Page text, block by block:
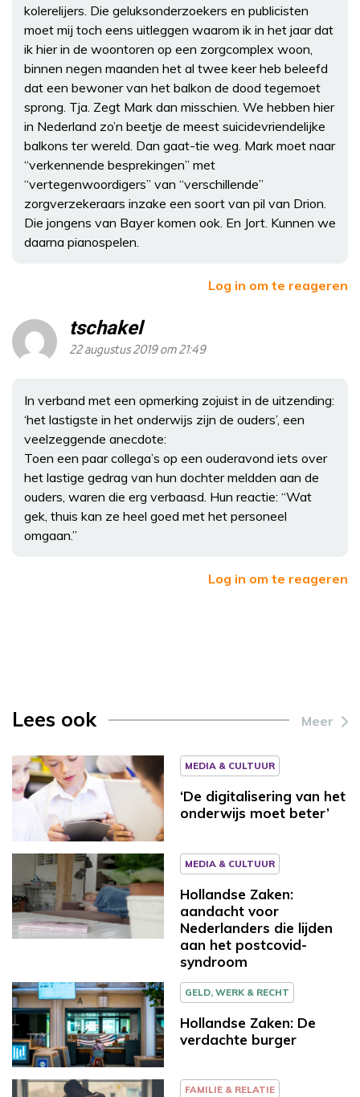
kolerelijers. Die geluksonderzoekers en publicisten
moet mij toch eens uitleggen waarom ik in het jaar dat
ik hier in de woontoren op een zorgcomplex woon,
binnen negen maanden het al twee keer heb beleefd
dat een bewoner van het balkon de dood tegemoet
sprong. Tja. Zegt Mark dan misschien. We hebben hier
in Nederland zo’n beetje de meest suicidevriendelijke
balkons ter wereld. Dan gaat-tie weg. Mark moet naar
“verkennende besprekingen” met
“vertegenwoordigers” van “verschillende”
zorgverzekeraars inzake een soort van pil van Drion.
Die jongens van Bayer komen ook. En Jort. Kunnen we
daarna pianospelen.
Log in om te reageren
tschakel
22 augustus 2019 om 21:49
In verband met een opmerking zojuist in de uitzending:
‘het lastigste in het onderwijs zijn de ouders’, een
veelzeggende anecdote:
Toen een paar collega’s op een ouderavond iets over
het lastige gedrag van hun dochter meldden aan de
ouders, waren die erg verbaasd. Hun reactie: “Wat
gek, thuis kan ze heel goed met het personeel
omgaan.”
Log in om te reageren
Lees ook Meer
MEDIA & CULTUUR
‘De digitalisering van het
onderwijs moet beter’
MEDIA & CULTUUR
Hollandse Zaken:
aandacht voor
Nederlanders die lijden
aan het postcovid-
syndroom
GELD, WERK & RECHT
Hollandse Zaken: De
verdachte burger
FAMILIE & RELATIE